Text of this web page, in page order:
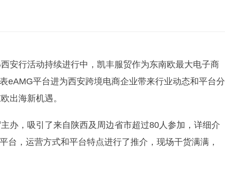
安行活动持续进行中，凯丰服贸作为东南欧最大电子商
eAMG平台进为西安跨境电商企业带来行业动态和平台分
出海新机遇。
办，吸引了来自陕西及周边省市超过80人参加，详细介
台，运营方式和平台特点进行了推介，现场干货满满，